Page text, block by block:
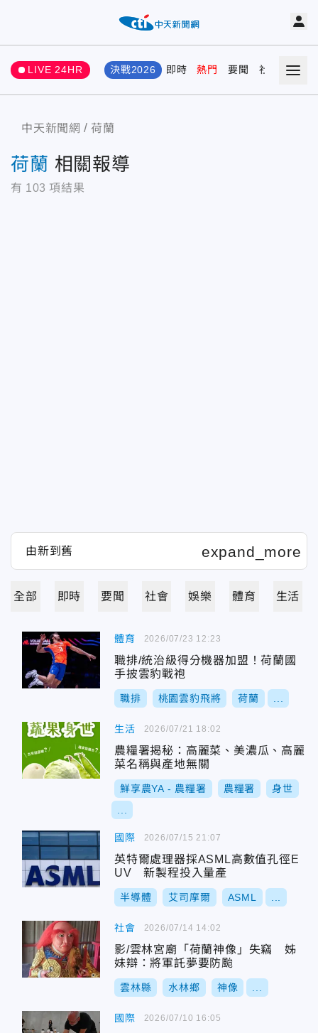
LIVE 24HR 決戰2026 即時 熱門 要聞 社會 娛樂
中天新聞網 荷蘭
荷蘭 相關報導
有 103 項結果
全部 即時 要聞 社會 娛樂 體育 生活
體育
職排/統治級得分機器加盟！荷蘭國
手披雲豹戰袍
職排 桃園雲豹飛將 荷蘭
2026/07/23 12:23
生活
農糧署揭秘：高麗菜、美濃瓜、高麗
菜名稱與產地無關
鮮享農YA - 農糧署 農糧署 身世
2026/07/21 18:02
國際
英特爾處理器採ASML高數值孔徑E
UV 新製程投入量產
半導體 艾司摩爾 ASML
2026/07/15 21:07
社會
影/雲林宮廟「荷蘭神像」失竊 姊
妹辯：將軍託夢要防颱
雲林縣 水林鄉 神像
2026/07/14 14:02
國際 2026/07/10 16:05